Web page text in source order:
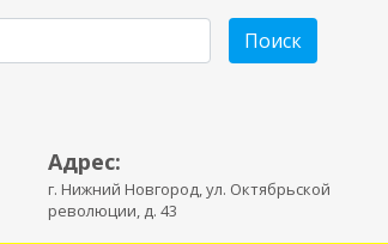
Поиск
Адрес:
г. Нижний Новгород, ул. Октябрьской
революции, д. 43